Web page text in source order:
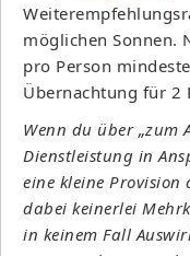
möglichen Sonnen.
pro Person
Übernachtung für 2
Wenn du über „zum
Dienstleistung in
eine kleine Provision
dabei keinerlei
in keinem Fall